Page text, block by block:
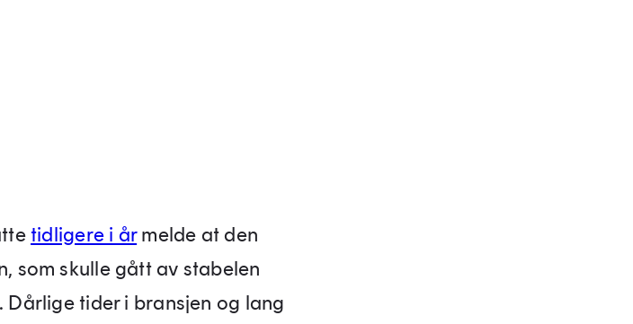
tidligere i årmelde at den
som skulle gått av stabelen
tider i bransjen og lang